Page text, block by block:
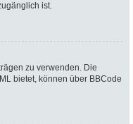
ist.
zu verwenden. Die
bietet, können über BBCode